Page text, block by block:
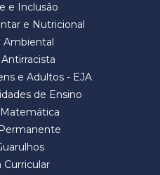
e Inclusão
e Nutricional
Ambiental
e Adultos - EJA
de Ensino
Curricular